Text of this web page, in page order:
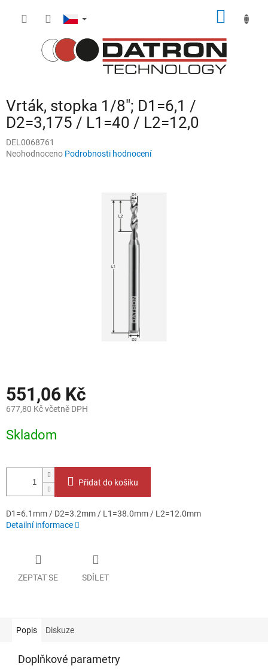
Vrták, stopka 1/8"; D1=6,1 /
D2=3,175 / L1=40 / L2=12,0
DEL0068761
Průměrné
Neohodnoceno Podrobnosti hodnocení
551,06 Kč
677,80 Kč včetně DPH
cena:
Skladom
Přidat do košíku
D1=6.1mm / D2=3.2mm / L1=38.0mm / L2=12.0mm
Detailní informace
ZEPTAT SE SDÍLET
Popis Diskuze
Doplňkové parametry